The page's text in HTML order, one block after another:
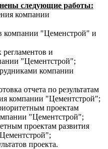
следующие работы:
компании
компании "Цеменстрой" и
и
"Цементстрой";
компании
отчета по результатам
компании "Цементстрой";
проектам
"Цементстрой";
проектам развития
проекта.